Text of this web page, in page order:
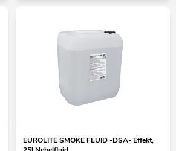
EUROLITE SMOKE FLUID -DSA- Effekt,